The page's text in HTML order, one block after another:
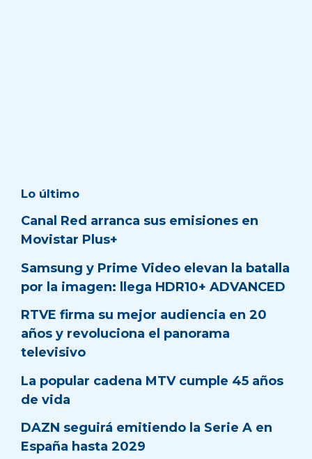
Lo último
Canal Red arranca sus emisiones en
Movistar Plus+
Samsung y Prime Video elevan la batalla
por la imagen: llega HDR10+ ADVANCED
RTVE firma su mejor audiencia en 20
años y revoluciona el panorama
televisivo
La popular cadena MTV cumple 45 años
de vida
DAZN seguirá emitiendo la Serie A en
España hasta 2029